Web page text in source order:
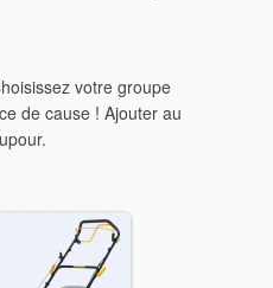
votre groupe
de cause ! Ajouter au